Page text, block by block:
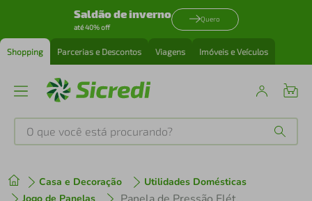
Saldão de inverno
até 40% off
Quero
Shopping Parcerias e Descontos Viagens Imóveis e Veículos
O que você está procurando?
Casa e Decoração
Utilidades Domésticas
1º tenis